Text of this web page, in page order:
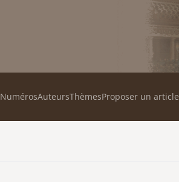
NumérosAuteursThèmesProposer un article